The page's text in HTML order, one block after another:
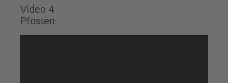
Video 4
Pfosten